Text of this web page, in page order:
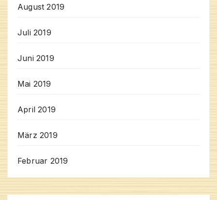
August 2019
Juli 2019
Juni 2019
Mai 2019
April 2019
März 2019
Februar 2019